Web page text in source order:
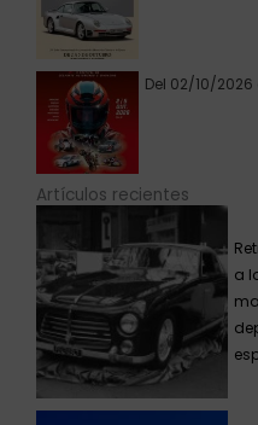
Del 02/10/
Artículos recientes
a